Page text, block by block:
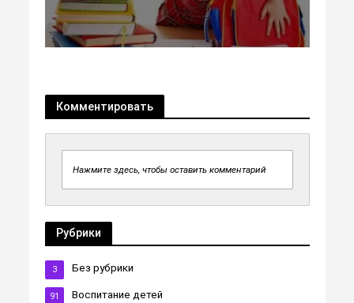
Комментировать
Нажмите здесь, чтобы оставить комментарий
Рубрики
Без рубрики
3
Воспитание детей
91